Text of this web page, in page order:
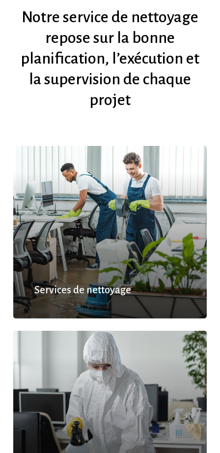
Notre service de nettoyage
repose sur la bonne
planification, l’exécution et
la supervision de chaque
projet
Services de nettoyage